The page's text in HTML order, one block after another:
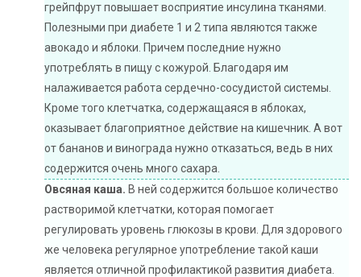
грейпфрут повышает восприятие инсулина тканями.
Полезными при диабете 1 и 2 типа являются также
авокадо и яблоки. Причем последние нужно
употреблять в пищу с кожурой. Благодаря им
налаживается работа сердечно-сосудистой системы.
Кроме того клетчатка, содержащаяся в яблоках,
оказывает благоприятное действие на кишечник. А вот
от бананов и винограда нужно отказаться, ведь в них
содержится очень много сахара.
Овсяная каша. В ней содержится большое количество
растворимой клетчатки, которая помогает
регулировать уровень глюкозы в крови. Для здорового
же человека регулярное употребление такой каши
является отличной профилактикой развития диабета.